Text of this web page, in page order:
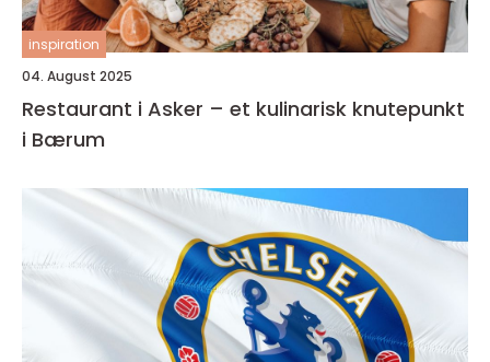
inspiration
04. August 2025
Restaurant i Asker – et kulinarisk knutepunkt
i Bærum